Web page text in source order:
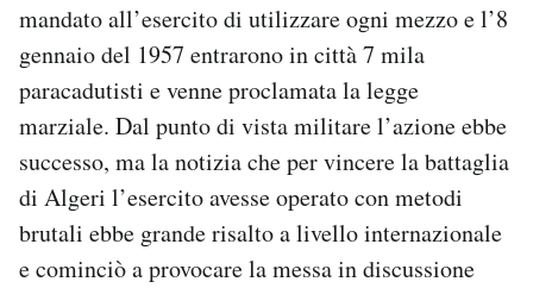
mandato all’esercito di utilizzare ogni mezzo e l’8
gennaio del 1957 entrarono in città 7 mila
paracadutisti e venne proclamata la legge
marziale. Dal punto di vista militare l’azione ebbe
successo, ma la notizia che per vincere la battaglia
di Algeri l’esercito avesse operato con metodi
brutali ebbe grande risalto a livello internazionale
e cominciò a provocare la messa in discussione